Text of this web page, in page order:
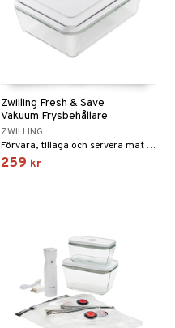
Zwilling Fresh & Save
Vakuum Frysbehållare
ZWILLING
Förvara, tillaga och servera mat i ZWILLINGs Frysbehållare i glas.
259 kr